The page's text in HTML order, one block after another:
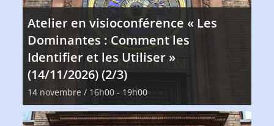
Atelier en visioconférence « Les
Dominantes : Comment les
Identifier et les Utiliser »
(14/11/2026) (2/3)
14 novembre / 16h00- 19h00